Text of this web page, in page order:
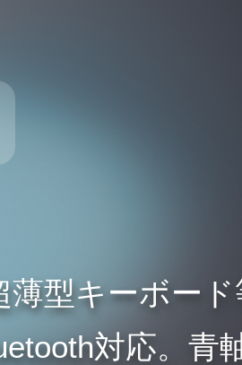
型キーボード
対応。青